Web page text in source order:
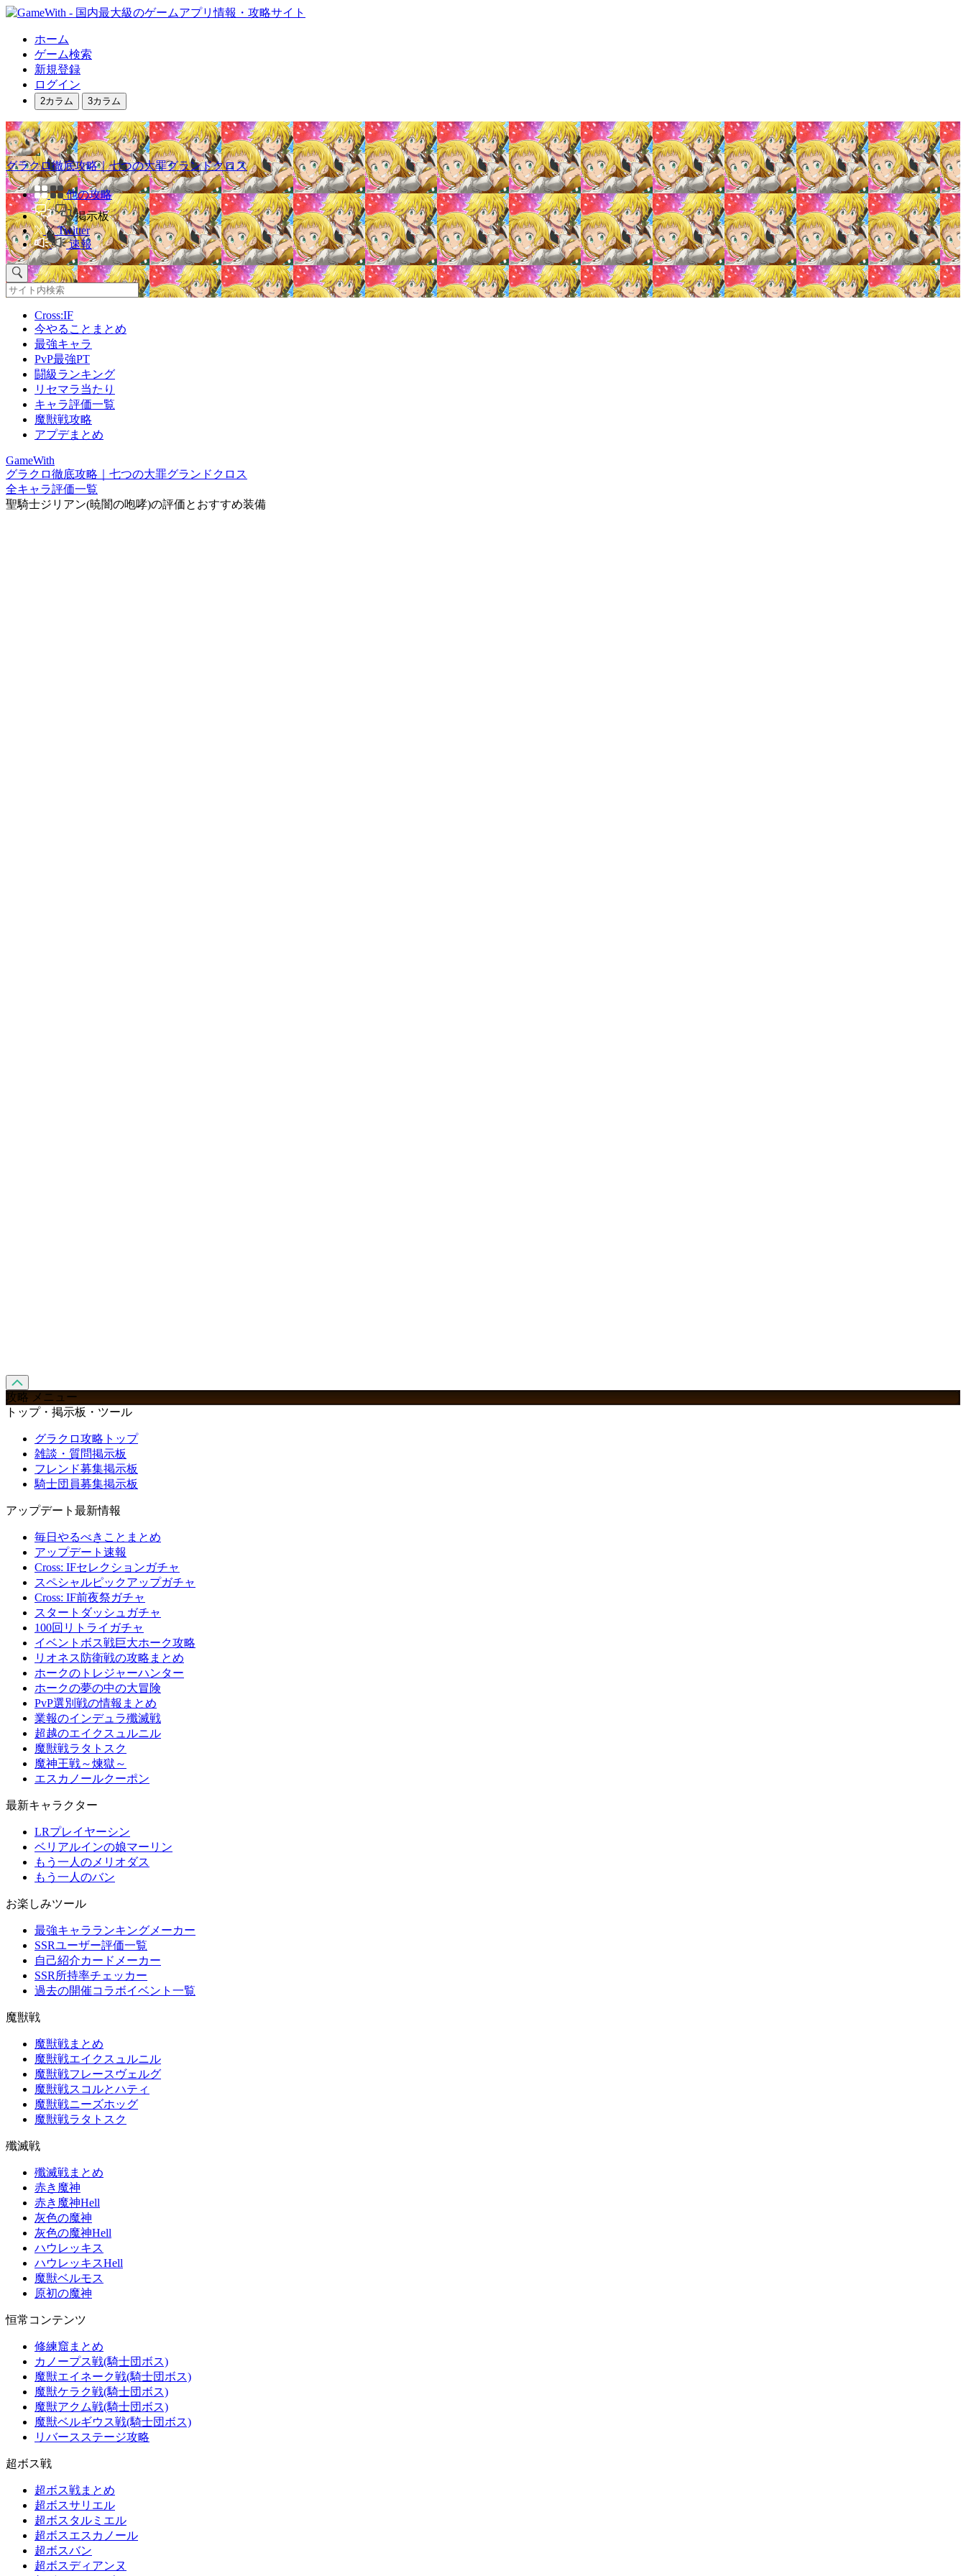
ホーム
ゲーム検索
新規登録
ログイン
2カラム 3カラム
グラクロ徹底攻略｜七つの大罪グランドクロス
他の攻略
掲示板
Twitter
速報
Cross:IF
今やることまとめ
最強キャラ
PvP最強PT
闘級ランキング
リセマラ当たり
キャラ評価一覧
魔獣戦攻略
アプデまとめ
GameWith
グラクロ徹底攻略｜七つの大罪グランドクロス
全キャラ評価一覧
聖騎士ジリアン(暁闇の咆哮)の評価とおすすめ装備
攻略 メニュー
トップ・掲示板・ツール
グラクロ攻略トップ
雑談・質問掲示板
フレンド募集掲示板
騎士団員募集掲示板
アップデート最新情報
毎日やるべきことまとめ
アップデート速報
Cross: IFセレクションガチャ
スペシャルピックアップガチャ
Cross: IF前夜祭ガチャ
スタートダッシュガチャ
100回リトライガチャ
イベントボス戦巨大ホーク攻略
リオネス防衛戦の攻略まとめ
ホークのトレジャーハンター
ホークの夢の中の大冒険
PvP選別戦の情報まとめ
業報のインデュラ殲滅戦
超越のエイクスュルニル
魔獣戦ラタトスク
魔神王戦～煉獄～
エスカノールクーポン
最新キャラクター
LRプレイヤーシン
ベリアルインの娘マーリン
もう一人のメリオダス
もう一人のバン
お楽しみツール
最強キャラランキングメーカー
SSRユーザー評価一覧
自己紹介カードメーカー
SSR所持率チェッカー
過去の開催コラボイベント一覧
魔獣戦
魔獣戦まとめ
魔獣戦エイクスュルニル
魔獣戦フレースヴェルグ
魔獣戦スコルとハティ
魔獣戦ニーズホッグ
魔獣戦ラタトスク
殲滅戦
殲滅戦まとめ
赤き魔神
赤き魔神Hell
灰色の魔神
灰色の魔神Hell
ハウレッキス
ハウレッキスHell
魔獣ベルモス
原初の魔神
恒常コンテンツ
修練窟まとめ
カノープス戦(騎士団ボス)
魔獣エイネーク戦(騎士団ボス)
魔獣ケラク戦(騎士団ボス)
魔獣アクム戦(騎士団ボス)
魔獣ベルギウス戦(騎士団ボス)
リバースステージ攻略
超ボス戦
超ボス戦まとめ
超ボスサリエル
超ボスタルミエル
超ボスエスカノール
超ボスバン
超ボスディアンヌ